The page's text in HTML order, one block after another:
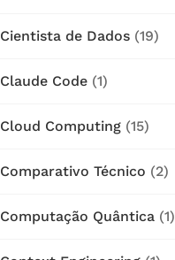
Cientista de Dados (19)
Claude Code (1)
Cloud Computing (15)
Comparativo Técnico (2)
Computação Quântica (1)